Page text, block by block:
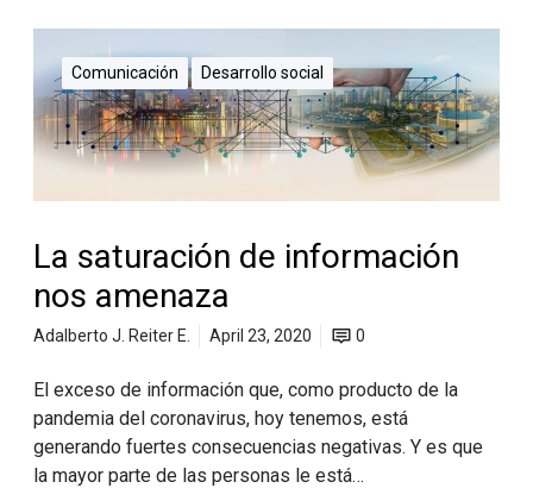
Comunicación Desarrollo social
La saturación de información
nos amenaza
Adalberto J. Reiter E. April 23, 2020 0
El exceso de información que, como producto de la
pandemia del coronavirus, hoy tenemos, está
generando fuertes consecuencias negativas. Y es que
la mayor parte de las personas le está…